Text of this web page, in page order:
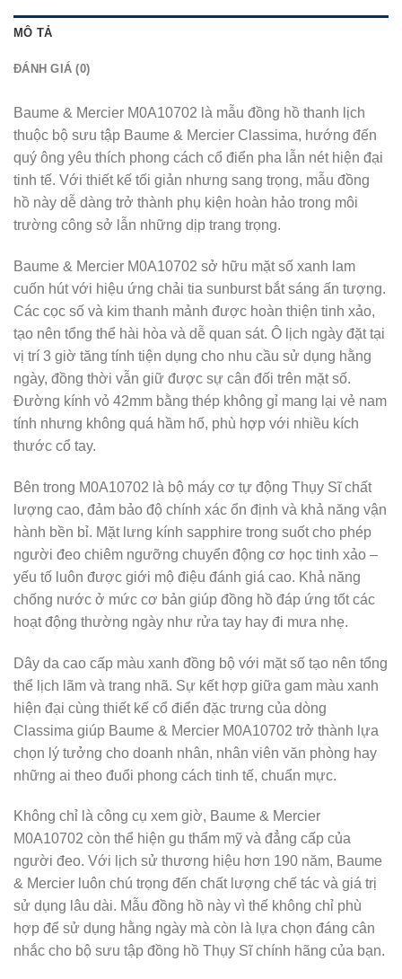
MÔ TẢ
ĐÁNH GIÁ (0)
Baume & Mercier M0A10702 là mẫu đồng hồ thanh lịch
thuộc bộ sưu tập Baume & Mercier Classima, hướng đến
quý ông yêu thích phong cách cổ điển pha lẫn nét hiện đại
tinh tế. Với thiết kế tối giản nhưng sang trọng, mẫu đồng
hồ này dễ dàng trở thành phụ kiện hoàn hảo trong môi
trường công sở lẫn những dịp trang trọng.
Baume & Mercier M0A10702 sở hữu mặt số xanh lam
cuốn hút với hiệu ứng chải tia sunburst bắt sáng ấn tượng.
Các cọc số và kim thanh mảnh được hoàn thiện tinh xảo,
tạo nên tổng thể hài hòa và dễ quan sát. Ô lịch ngày đặt tại
vị trí 3 giờ tăng tính tiện dụng cho nhu cầu sử dụng hằng
ngày, đồng thời vẫn giữ được sự cân đối trên mặt số.
Đường kính vỏ 42mm bằng thép không gỉ mang lại vẻ nam
tính nhưng không quá hầm hố, phù hợp với nhiều kích
thước cổ tay.
Bên trong M0A10702 là bộ máy cơ tự động Thụy Sĩ chất
lượng cao, đảm bảo độ chính xác ổn định và khả năng vận
hành bền bỉ. Mặt lưng kính sapphire trong suốt cho phép
người đeo chiêm ngưỡng chuyển động cơ học tinh xảo –
yếu tố luôn được giới mộ điệu đánh giá cao. Khả năng
chống nước ở mức cơ bản giúp đồng hồ đáp ứng tốt các
hoạt động thường ngày như rửa tay hay đi mưa nhẹ.
Dây da cao cấp màu xanh đồng bộ với mặt số tạo nên tổng
thể lịch lãm và trang nhã. Sự kết hợp giữa gam màu xanh
hiện đại cùng thiết kế cổ điển đặc trưng của dòng
Classima giúp Baume & Mercier M0A10702 trở thành lựa
chọn lý tưởng cho doanh nhân, nhân viên văn phòng hay
những ai theo đuổi phong cách tinh tế, chuẩn mực.
Không chỉ là công cụ xem giờ, Baume & Mercier
M0A10702 còn thể hiện gu thẩm mỹ và đẳng cấp của
người đeo. Với lịch sử thương hiệu hơn 190 năm, Baume
& Mercier luôn chú trọng đến chất lượng chế tác và giá trị
sử dụng lâu dài. Mẫu đồng hồ này vì thế không chỉ phù
hợp để sử dụng hằng ngày mà còn là lựa chọn đáng cân
nhắc cho bộ sưu tập đồng hồ Thụy Sĩ chính hãng của bạn.